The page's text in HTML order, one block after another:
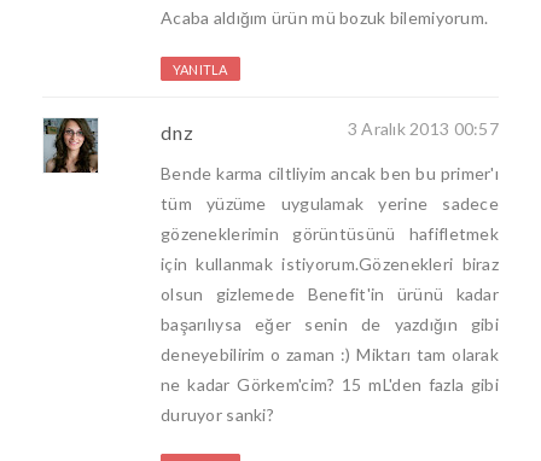
Acaba aldığım ürün mü bozuk bilemiyorum.
YANITLA
dnz 3 Aralık 2013 00:57
Bende karma ciltliyim ancak ben bu primer'ı
tüm yüzüme uygulamak yerine sadece
gözeneklerimin görüntüsünü hafifletmek
için kullanmak istiyorum.Gözenekleri biraz
olsun gizlemede Benefit'in ürünü kadar
başarılıysa eğer senin de yazdığın gibi
deneyebilirim o zaman :) Miktarı tam olarak
ne kadar Görkem'cim? 15 mL'den fazla gibi
duruyor sanki?